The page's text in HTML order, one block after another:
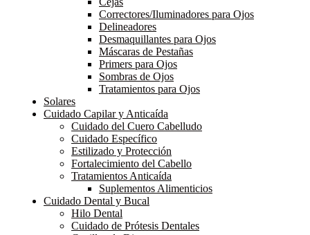
Correctores/Iluminadores para Ojos
Delineadores
Desmaquillantes para Ojos
Máscaras de Pestañas
Primers para Ojos
Sombras de Ojos
Tratamientos para Ojos
Solares
Cuidado Capilar y Anticaída
Cuidado del Cuero Cabelludo
Cuidado Específico
Estilizado y Protección
Fortalecimiento del Cabello
Tratamientos Anticaída
Suplementos Alimenticios
Cuidado Dental y Bucal
Hilo Dental
Cuidado de Prótesis Dentales